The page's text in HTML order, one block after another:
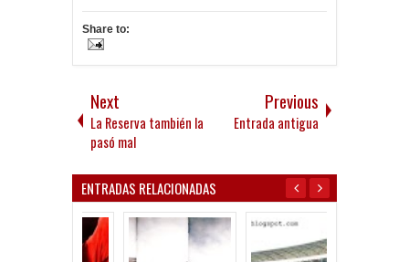
Share to:
Next
La Reserva también la
pasó mal
Previous
Entrada antigua
ENTRADAS RELACIONADAS